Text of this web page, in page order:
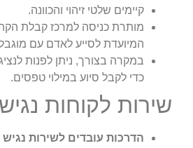
קיימים שלטי זיהוי והכוונה.
מותרת כניסה למרכז קבלת
המיועדת לסייע לאדם עם
במקרה בצורך, ניתן לפנות
כדי לקבל סיוע במילוי טפסים.
שירות לקוחות נגיש
הדרכות עובדים לשירות נגיש